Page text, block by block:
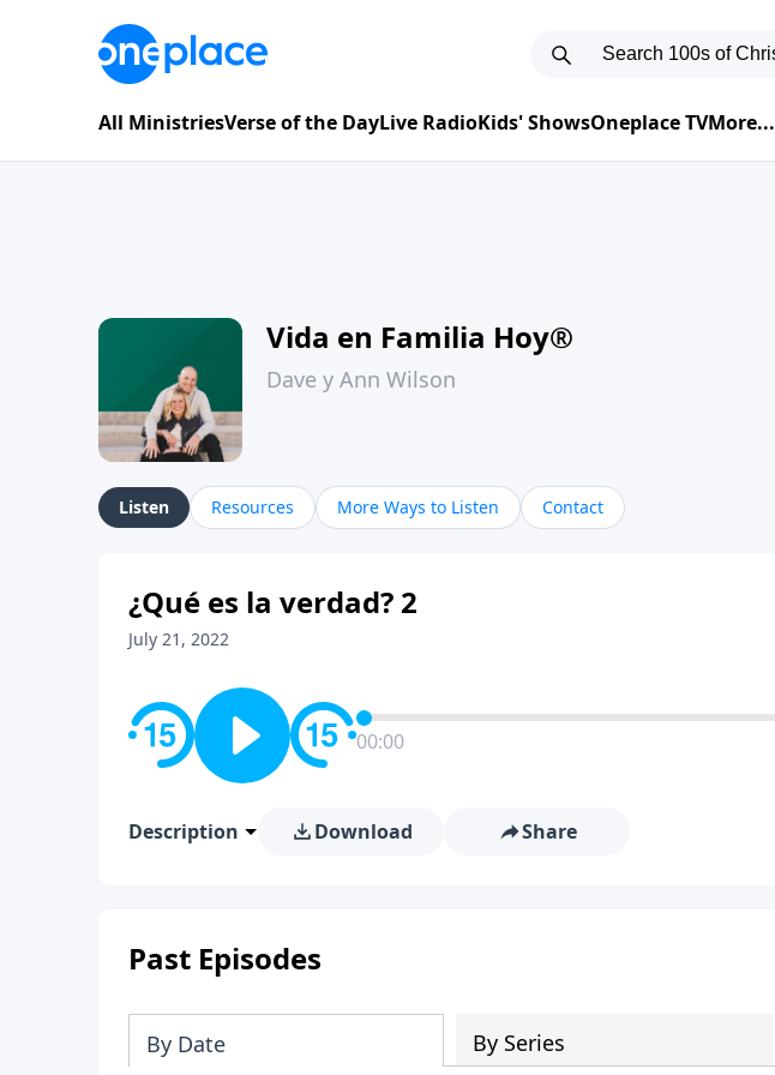
All MinistriesVerse of the DayLive RadioKids' ShowsOneplace TVMore...
Vida en Familia Hoy®
Dave y Ann Wilson
Listen Resources More Ways to Listen Contact
¿Qué es la verdad? 2
July 21, 2022
00:00
Description Download Share
Past Episodes
By Date By Series